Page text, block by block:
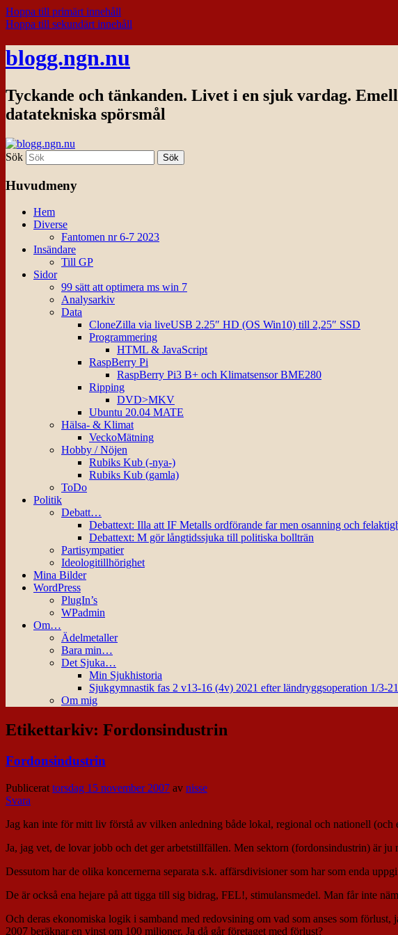
Hoppa till primärt innehåll
Hoppa till sekundärt innehåll
blogg.ngn.nu
Tyckande och tänkanden. Livet i en sjuk vardag.
datatekniska spörsmål
Sök
Huvudmeny
Hem
Diverse
Fantomen nr 6-7 2023
Insändare
Till GP
Sidor
99 sätt att optimera ms win 7
Analysarkiv
Data
CloneZilla via liveUSB 2.25″ HD (OS Win10) till 2,25″ SSD
Programmering
HTML & JavaScript
RaspBerry Pi
RaspBerry Pi3 B+ och Klimatsensor BME280
Ripping
DVD>MKV
Ubuntu 20.04 MATE
Hälsa- & Klimat
VeckoMätning
Hobby / Nöjen
Rubiks Kub (-nya-)
Rubiks Kub (gamla)
ToDo
Politik
Debatt…
Debattext: Illa att IF Metalls ordförande far men osanning och
Debattext: M gör långtidssjuka till politiska bollträn
Partisympatier
Ideologitillhörighet
Mina Bilder
WordPress
PlugIn’s
WPadmin
Om…
Ädelmetaller
Bara min…
Det Sjuka…
Min Sjukhistoria
Sjukgymnastik fas 2 v13-16 (4v) 2021 efter ländryggsoperation 1/3-21
Om mig
Etikettarkiv: Fordonsindustrin
Fordonsindustrin
Publicerat torsdag 15 november 2007 av nisse
Svara
Jag kan inte för mitt liv förstå av vilken anledning både lokal, regional och nationell
Ja, jag vet, de lovar jobb och det ger arbetstillfällen. Men sektorn (fordonsindustrin) är ju
Dessutom har de olika koncernerna separata s.k. affärsdivisioner som har som enda
De är också ena hejare på att tigga till sig bidrag, FEL!, stimulansmedel. Man får inte
Och deras ekonomiska logik i samband med redovsining om vad som anses som
2007 beräknar en vinst om 100 miljoner. Ja då går företaget med förlust?